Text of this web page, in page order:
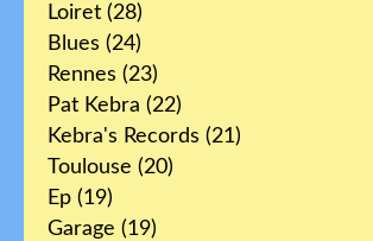
Loiret (28)
Blues (24)
Rennes (23)
Pat Kebra (22)
Kebra's Records (21)
Toulouse (20)
Ep (19)
Garage (19)